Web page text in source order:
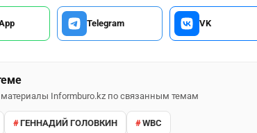
Telegram VK
Informburo.kz по связанным темам
ГЕННАДИЙ ГОЛОВКИН WBC